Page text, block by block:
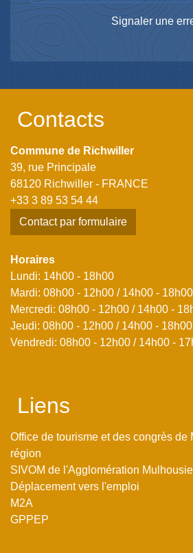
Signaler une
Contacts
Commune de Richwiller
39, rue Principale
68120 Richwiller - FRANCE
+33 3 89 53 54 44
Contact par formulaire
Horaires
Lundi: 14h00 - 18h00
Mardi: 08h00 - 12h00 / 14h00 - 18h00
Mercredi: 08h00 - 12h00 / 14h00 -
Jeudi: 08h00 - 12h00 / 14h00 - 18h00
Vendredi: 08h00 - 12h00 / 14h00 -
Liens
Office de tourisme et des congrès de
région
SIVOM de l'Agglomération
Déplacement vers l'emploi
M2A
GPPEP